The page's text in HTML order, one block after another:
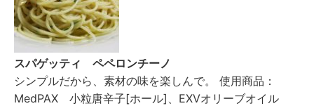
スパゲッティ ペペロンチーノ
シンプルだから、素材の味を楽しんで。 使用商品：
MedPAX 小粒唐辛子[ホール]、EXVオリーブオイル